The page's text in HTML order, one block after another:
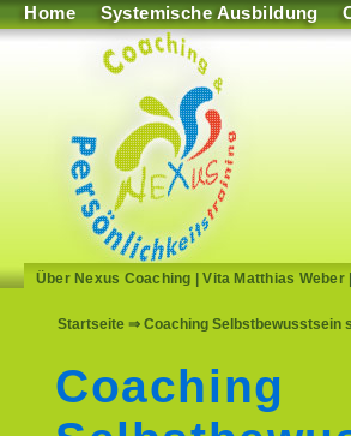
Home Systemische Ausbildung
Über Nexus Coaching |Vita Matthias Weber|
Startseite ⇒ Coaching Selbstbewusstsein
Coaching